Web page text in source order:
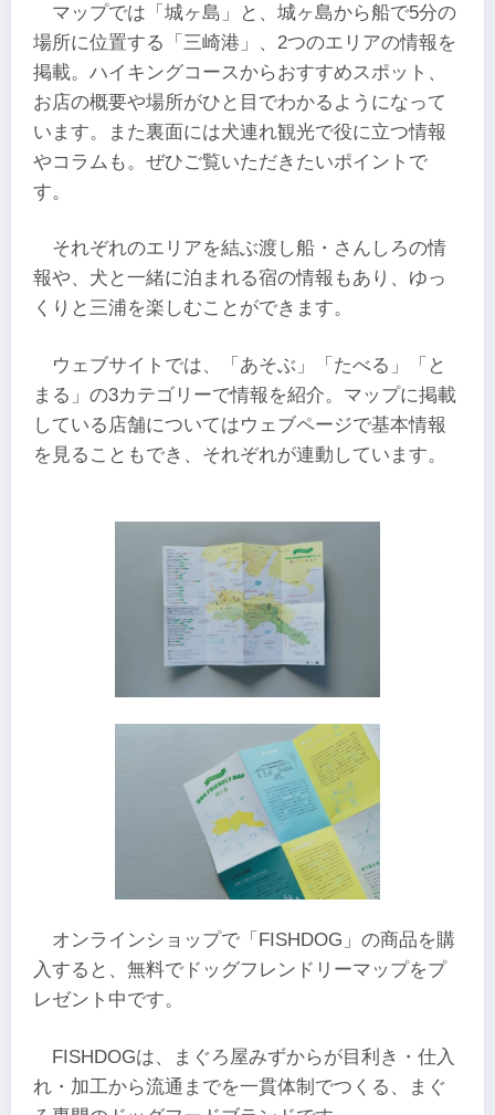
マップでは「城ヶ島」と、城ヶ島から船で5分の
場所に位置する「三崎港」、2つのエリアの情報を
掲載。ハイキングコースからおすすめスポット、
お店の概要や場所がひと目でわかるようになって
います。また裏面には犬連れ観光で役に立つ情報
やコラムも。ぜひご覧いただきたいポイントで
す。
それぞれのエリアを結ぶ渡し船・さんしろの情
報や、犬と一緒に泊まれる宿の情報もあり、ゆっ
くりと三浦を楽しむことができます。
ウェブサイトでは、「あそぶ」「たべる」「と
まる」の3カテゴリーで情報を紹介。マップに掲載
している店舗についてはウェブページで基本情報
を見ることもでき、それぞれが連動しています。
オンラインショップで「FISHDOG」の商品を購
入すると、無料でドッグフレンドリーマップをプ
レゼント中です。
FISHDOGは、まぐろ屋みずからが目利き・仕入
れ・加工から流通までを一貫体制でつくる、まぐ